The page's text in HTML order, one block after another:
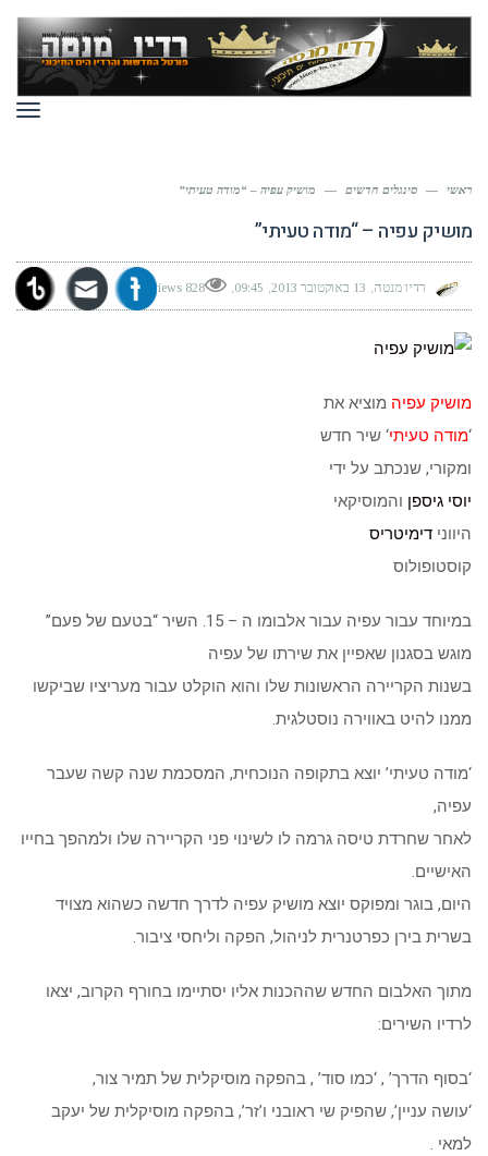
ראשי — סינגלים חדשים — מושיק עפיה – “מודה טעיתי”
מושיק עפיה – “מודה טעיתי”
רדיו מנטה 13 באוקטובר 2013 09:45
828 views
מושיק עפיה מוציא את
‘מודה טעיתי‘ שיר חדש
ומקורי, שנכתב על ידי
יוסי גיספן והמוסיקאי
היווני דימיטריס
קוסטופולוס
במיוחד עבור עפיה עבור אלבומו ה – 15. השיר “בטעם של פעם”
מוגש בסגנון שאפיין את שירתו של עפיה
בשנות הקריירה הראשונות שלו והוא הוקלט עבור מעריציו שביקשו
ממנו להיט באווירה נוסטלגית.
‘מודה טעיתי’ יוצא בתקופה הנוכחית, המסכמת שנה קשה שעבר
עפיה,
לאחר שחרדת טיסה גרמה לו לשינוי פני הקריירה שלו ולמהפך בחייו
האישיים.
היום, בוגר ומפוקס יוצא מושיק עפיה לדרך חדשה כשהוא מצויד
בשרית בירן כפרטנרית לניהול, הפקה וליחסי ציבור.
מתוך האלבום החדש שההכנות אליו יסתיימו בחורף הקרוב, יצאו
לרדיו השירים:
‘בסוף הדרך’ , ‘כמו סוד’ , בהפקה מוסיקלית של תמיר צור,
‘עושה עניין’, שהפיק שי ראובני ו’זר’, בהפקה מוסיקלית של יעקב
למאי .